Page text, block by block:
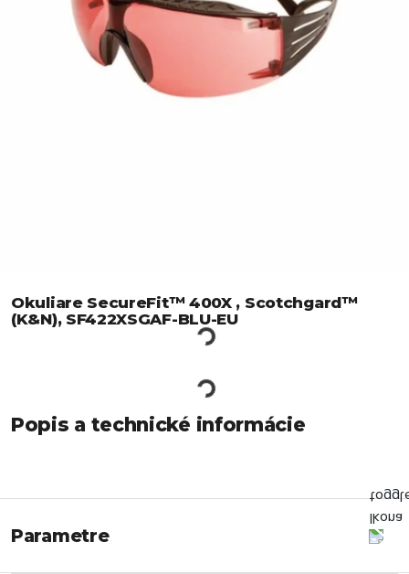
Okuliare SecureFit™ 400X , Scotchgard™
(K&N), SF422XSGAF-BLU-EU
Popis a technické informácie
Parametre